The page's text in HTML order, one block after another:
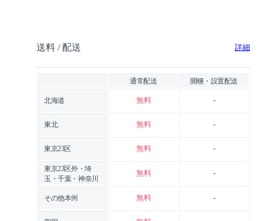
送料 / 配送 詳細
通常配送 開梱・設置配送
北海道 無料 -
東北 無料 -
東京23区 無料 -
東京23区外・埼
玉・千葉・神奈川
無料 -
その他本州 無料 -